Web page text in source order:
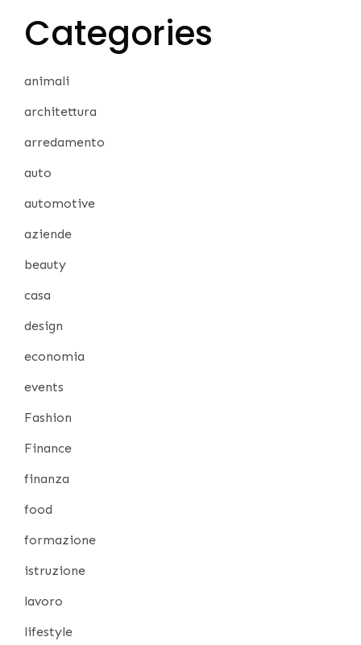
Categories
animali
architettura
arredamento
auto
automotive
aziende
beauty
casa
design
economia
events
Fashion
Finance
finanza
food
formazione
istruzione
lavoro
lifestyle